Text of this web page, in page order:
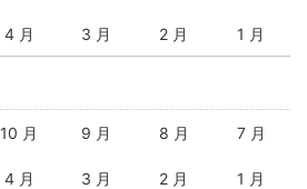
4 月 3 月 2 月 1 月
10 月 9 月 8 月 7 月
4 月 3 月 2 月 1 月